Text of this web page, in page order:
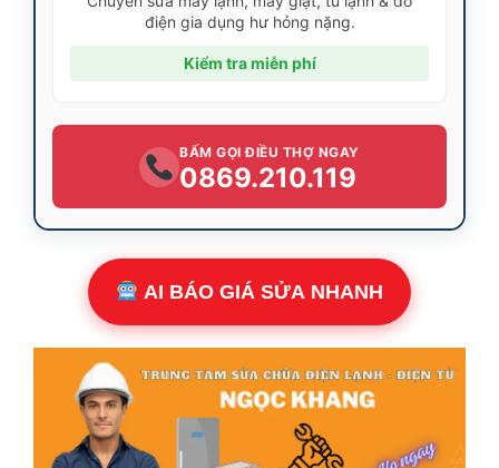
điện gia dụng hư hỏng nặng.
Kiểm tra miễn phí
BẤM GỌI ĐIỀU THỢ NGAY
0869.210.119
AI BÁO GIÁ SỬA NHANH